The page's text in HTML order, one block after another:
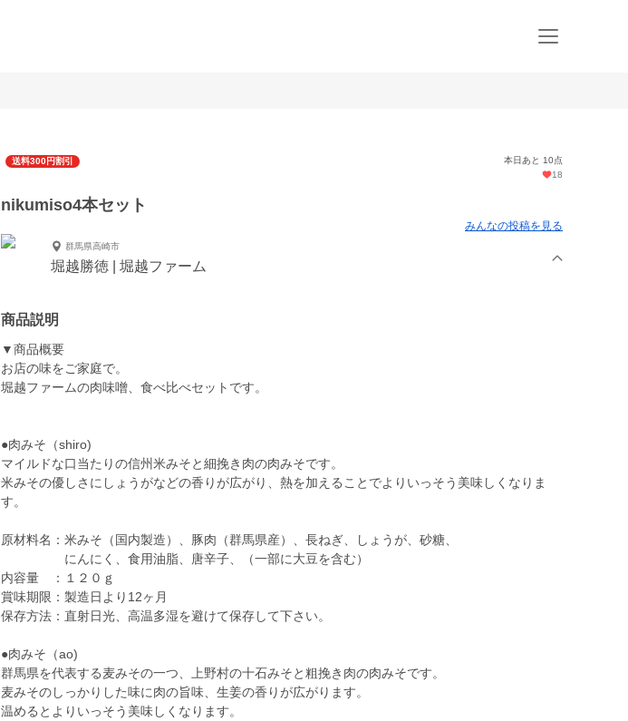
送料300円割引
本日あと 10点
18
nikumiso4本セット
みんなの投稿を見る
群馬県高崎市
堀越勝徳 | 堀越ファーム
商品説明
▼商品概要
お店の味をご家庭で。
堀越ファームの肉味噌、食べ比べセットです。
●肉みそ（shiro)
マイルドな口当たりの信州米みそと細挽き肉の肉みそです。
米みその優しさにしょうがなどの香りが広がり、熱を加えることでよりいっそう美味しくなりま
す。
原材料名：米みそ（国内製造）、豚肉（群馬県産）、長ねぎ、しょうが、砂糖、
にんにく、食用油脂、唐辛子、（一部に大豆を含む）
内容量 ：１２０ｇ
賞味期限：製造日より12ヶ月
保存方法：直射日光、高温多湿を避けて保存して下さい。
●肉みそ（ao)
群馬県を代表する麦みその一つ、上野村の十石みそと粗挽き肉の肉みそです。
麦みそのしっかりした味に肉の旨味、生姜の香りが広がります。
温めるとよりいっそう美味しくなります。